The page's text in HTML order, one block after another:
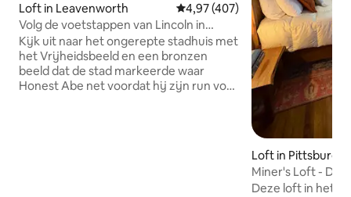
Loft in Leavenworth Gemiddelde beoordeling van
4,97 (407)
Volg de voetstappen van Lincoln in
Queenie's Loft in Leavenworth
Kijk uit naar het ongerepte stadhuis met
het Vrijheidsbeeld en een bronzen
beeld dat de stad markeerde waar
Honest Abe net voordat hij zijn run voor
Loft in Pittsburg
Miner's Loft -
Deze loft in het